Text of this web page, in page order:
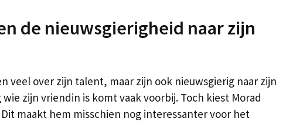
de nieuwsgierigheid naar zijn
veel over zijn talent, maar zijn ook nieuwsgierig naar zijn
zijn vriendin is komt vaak voorbij. Toch kiest Morad
maakt hem misschien nog interessanter voor het